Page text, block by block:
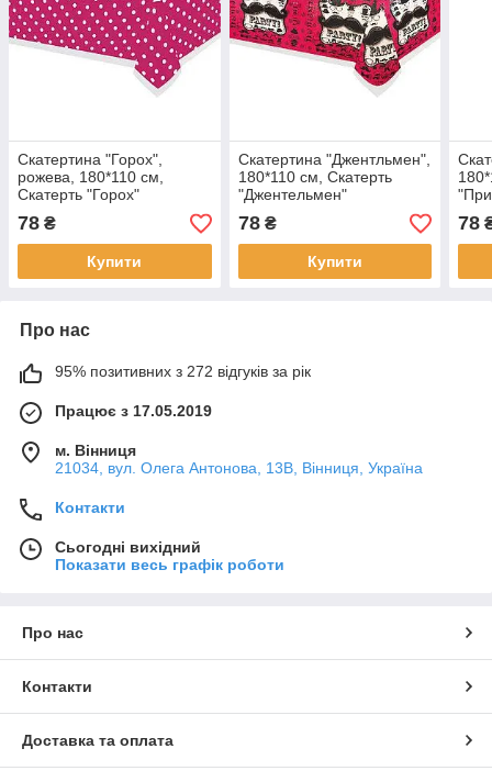
Скатертина "Горох",
рожева, 180*110 см,
Скатерть "Горох"
78 ₴
Купити
Скатертина "Джентльмен",
180*110 см, Скатерть
"Джентельмен"
78₴
Купити
78
Про нас
95% позитивних з 272 відгуків за рік
Працює з 17.05.2019
м. Вінниця
21034, вул. Олега Антонова, 13В, Вінниця, Україна
Контакти
Сьогодні вихідний
Показати весь графік роботи
Про нас
Контакти
Доставка та оплата